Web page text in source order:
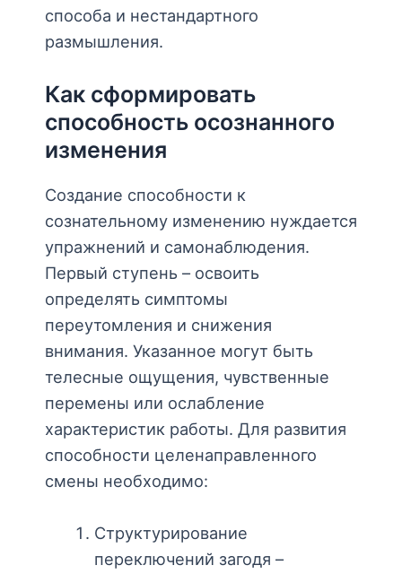
способа и нестандартного
размышления.
Как сформировать
способность осознанного
изменения
Создание способности к
сознательному изменению нуждается
упражнений и самонаблюдения.
Первый ступень – освоить
определять симптомы
переутомления и снижения
внимания. Указанное могут быть
телесные ощущения, чувственные
перемены или ослабление
характеристик работы. Для развития
способности целенаправленного
смены необходимо:
Структурирование
переключений загодя –